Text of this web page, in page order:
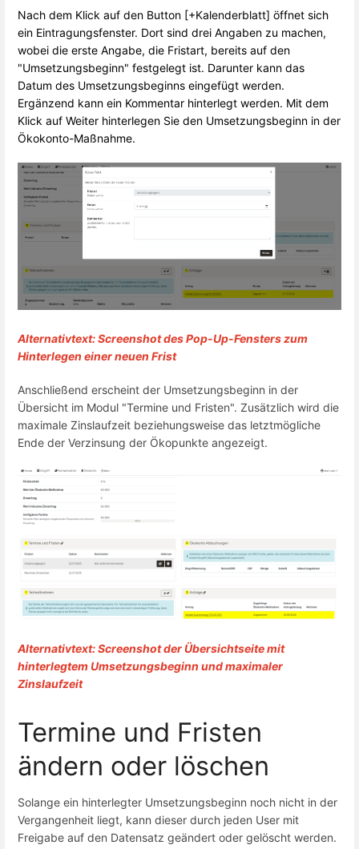
Nach dem Klick auf den Button [+Kalenderblatt] öffnet sich
ein Eintragungsfenster. Dort sind drei Angaben zu machen,
wobei die erste Angabe, die Fristart, bereits auf den
"Umsetzungsbeginn" festgelegt ist. Darunter kann das
Datum des Umsetzungsbeginns eingefügt werden.
Ergänzend kann ein Kommentar hinterlegt werden. Mit dem
Klick auf Weiter hinterlegen Sie den Umsetzungsbeginn in der
Ökokonto-Maßnahme.
Alternativtext: Screenshot des Pop-Up-Fensters zum
Hinterlegen einer neuen Frist
Anschließend erscheint der Umsetzungsbeginn in der
Übersicht im Modul "Termine und Fristen". Zusätzlich wird die
maximale Zinslaufzeit beziehungsweise das letztmögliche
Ende der Verzinsung der Ökopunkte angezeigt.
Alternativtext: Screenshot der Übersichtseite mit
hinterlegtem Umsetzungsbeginn und maximaler
Zinslaufzeit
Termine und Fristen
ändern oder löschen
Solange ein hinterlegter Umsetzungsbeginn noch nicht in der
Vergangenheit liegt, kann dieser durch jeden User mit
Freigabe auf den Datensatz geändert oder gelöscht werden.